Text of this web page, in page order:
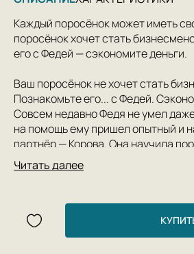
Каждый поросёнок может иметь
поросёнок хочет стать
его с Федей — сэкономите деньги.
Ваш поросёнок не хочет стать
Познакомьте его... с Федей.
Совсем недавно Федя не умел
на помощь ему пришел опытный и
партнёр — Корова. Она научила
бизнес-планирования, свободе и
предпринимателя. Вместе они
5 причин купить книгу «Первый
Читать далее